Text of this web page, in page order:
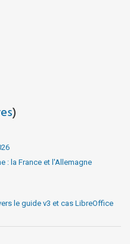
)
: la France et l'Allemagne
le guide v3 et cas LibreOffice